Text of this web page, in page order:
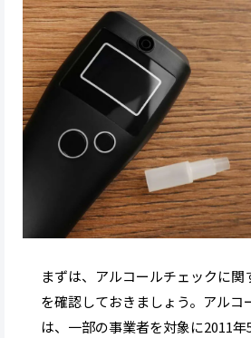
まずは、アルコールチェックに関
を確認しておきましょう。アルコ
は、一部の事業者を対象に2011